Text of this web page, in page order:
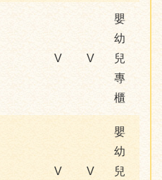
V V
嬰
幼
兒
專
櫃
V V
嬰
幼
兒